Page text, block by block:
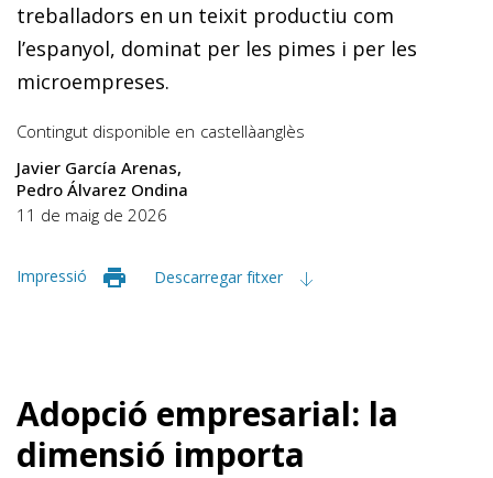
treballadors en un teixit productiu com
l’espanyol, dominat per les pimes i per les
microempreses.
Contingut disponible en castellàanglès
Javier García Arenas
Pedro Álvarez Ondina
11 de maig de 2026
Impressió Descarregar fitxer
Adopció empresarial: la
dimensió importa